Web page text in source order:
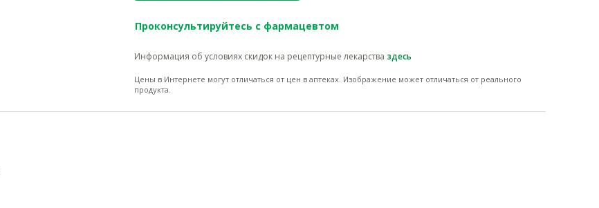
Проконсультируйтесь с фармацевтом
Информация об условиях скидок на рецептурные лекарства здесь
Цены в Интернете могут отличаться от цен в аптеках. Изображение может отличаться от реального
продукта.